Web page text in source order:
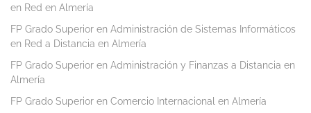
en Red en Almería
FP Grado Superior en Administración de Sistemas Informáticos
en Red a Distancia en Almería
FP Grado Superior en Administración y Finanzas a Distancia en
Almería
FP Grado Superior en Comercio Internacional en Almería